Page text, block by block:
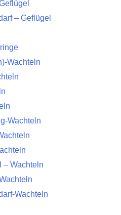
– Geflügel
Wachteln
Wachteln
– Wachteln
Wachteln